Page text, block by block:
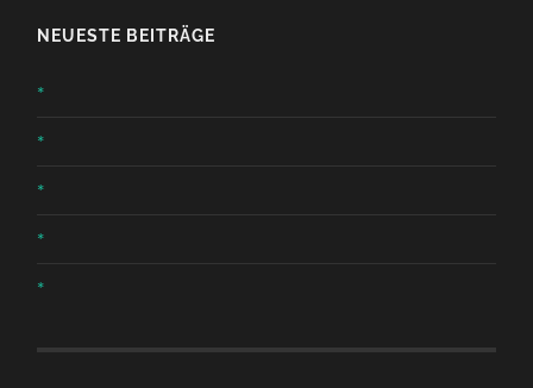
NEUESTE BEITRÄGE
*
*
*
*
*